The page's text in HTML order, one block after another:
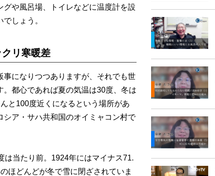
や風呂場、トイレなどに温度計を設
しょう。
リ寒暖差
になりつつありますが、それでも世
都心であれば夏の気温は30度、冬は
と100度近くになるという場所があ
シア・サハ共和国のオイミャコン村で
当たり前。1924年にはマイナス71.
ほどんどが冬で雪に閉ざされていま